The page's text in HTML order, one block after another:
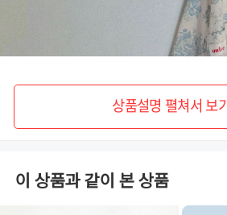
상품설명 펼쳐서 보기
이 상품과 같이 본 상품